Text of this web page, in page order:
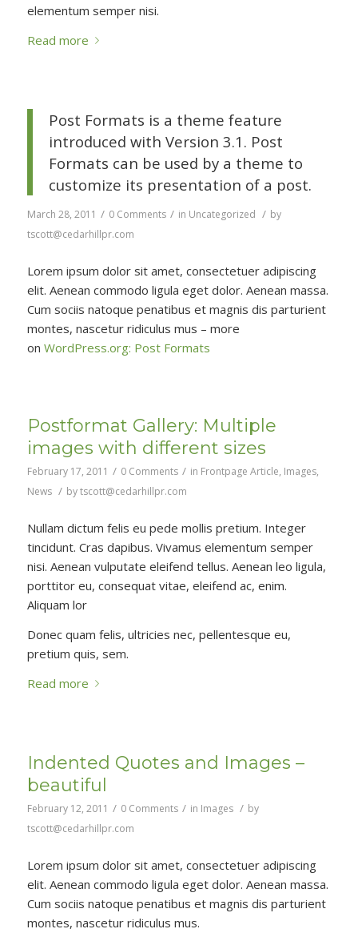
elementum semper nisi.
Read more
Post Formats is a theme feature
introduced with Version 3.1. Post
Formats can be used by a theme to
customize its presentation of a post.
March 28, 2011 / 0 Comments / in Uncategorized / by
tscott@cedarhillpr.com
Lorem ipsum dolor sit amet, consectetuer adipiscing
elit. Aenean commodo ligula eget dolor. Aenean massa.
Cum sociis natoque penatibus et magnis dis parturient
montes, nascetur ridiculus mus – more
on WordPress.org: Post Formats
Postformat Gallery: Multiple
images with different sizes
February 17, 2011 / 0 Comments / in Frontpage Article, Images,
News / bytscott@cedarhillpr.com
Nullam dictum felis eu pede mollis pretium. Integer
tincidunt. Cras dapibus. Vivamus elementum semper
nisi. Aenean vulputate eleifend tellus. Aenean leo ligula,
porttitor eu, consequat vitae, eleifend ac, enim.
Aliquam lor
Donec quam felis, ultricies nec, pellentesque eu,
pretium quis, sem.
Read more
Indented Quotes and Images –
beautiful
February 12, 2011 / 0 Comments / in Images / by
tscott@cedarhillpr.com
Lorem ipsum dolor sit amet, consectetuer adipiscing
elit. Aenean commodo ligula eget dolor. Aenean massa.
Cum sociis natoque penatibus et magnis dis parturient
montes, nascetur ridiculus mus.